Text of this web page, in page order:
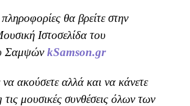
θα βρείτε στην
Ιστοσελίδα του
Σαμψών kSamson.gr
να ακούσετε αλλά και να κάνετε
μουσικές συνθέσεις όλων των